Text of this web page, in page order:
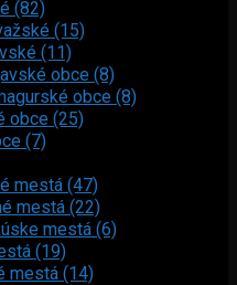
(82)
(15)
(11)
obce (8)
obce (8)
obce (25)
(7)
mestá (47)
mestá (22)
mestá (6)
(19)
mestá (14)